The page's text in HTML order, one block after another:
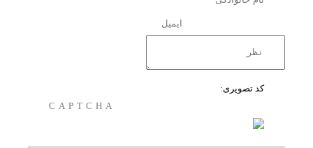
کد تصویری: